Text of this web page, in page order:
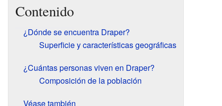
Contenido
¿Dónde se encuentra Draper?
Superficie y características geográficas
¿Cuántas personas viven en Draper?
Composición de la población
Véase también